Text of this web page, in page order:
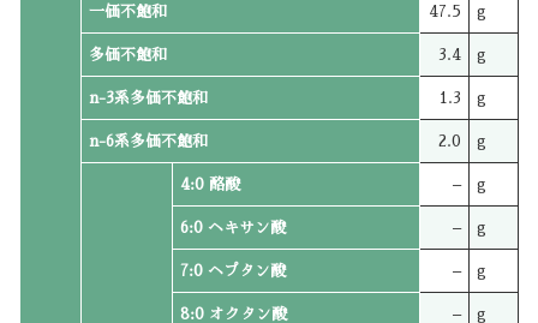
一価不飽和 47.5 g
多価不飽和 3.4 g
n-3系多価不飽和 1.3 g
n-6系多価不飽和 2.0 g
4:0 酪酸 – g
6:0 ヘキサン酸 – g
7:0 ヘプタン酸 – g
8:0 オクタン酸 – g